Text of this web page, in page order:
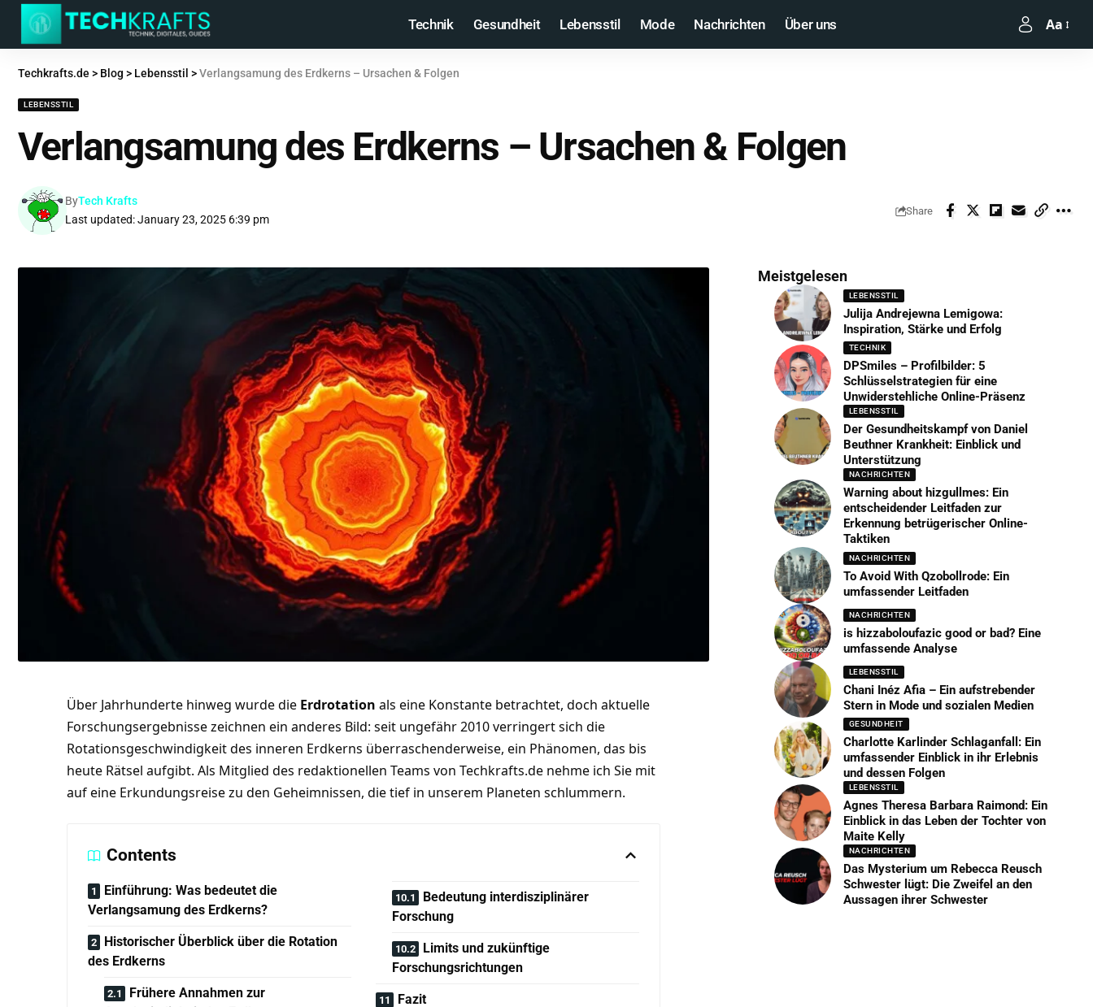
Technik Gesundheit Lebensstil Mode Nachrichten Über uns Aa
Techkrafts.de > Blog > Lebensstil >Verlangsamung des Erdkerns – Ursachen & Folgen
LEBENSSTIL
Verlangsamung des Erdkerns – Ursachen & Folgen
Last updated: January 23, 2025 6:39 pm
ByTech Krafts
Share
Über Jahrhunderte hinweg wurde die Erdrotation als eine Konstante betrachtet, doch aktuelle
Forschungsergebnisse zeichnen ein anderes Bild: seit ungefähr 2010 verringert sich die
Rotationsgeschwindigkeit des inneren Erdkerns überraschenderweise, ein Phänomen, das bis
heute Rätsel aufgibt. Als Mitglied des redaktionellen Teams von Techkrafts.de nehme ich Sie mit
auf eine Erkundungsreise zu den Geheimnissen, die tief in unserem Planeten schlummern.
Contents
Einführung: Was bedeutet die
Verlangsamung des Erdkerns?
Historischer Überblick über die Rotation
des Erdkerns
Frühere Annahmen zur
Bedeutung interdisziplinärer
Forschung
Limits und zukünftige
Forschungsrichtungen
Fazit
Meistgelesen
LEBENSSTIL
Julija Andrejewna Lemigowa:
Inspiration, Stärke und Erfolg
TECHNIK
DPSmiles – Profilbilder: 5
Schlüsselstrategien für eine
Unwiderstehliche Online-Präsenz
LEBENSSTIL
Der Gesundheitskampf von Daniel
Beuthner Krankheit: Einblick und
Unterstützung
NACHRICHTEN
Warning about hizgullmes: Ein
entscheidender Leitfaden zur
Erkennung betrügerischer Online-
Taktiken
NACHRICHTEN
To Avoid With Qzobollrode: Ein
umfassender Leitfaden
NACHRICHTEN
is hizzaboloufazic good or bad? Eine
umfassende Analyse
LEBENSSTIL
Chani Inéz Afia – Ein aufstrebender
Stern in Mode und sozialen Medien
GESUNDHEIT
Charlotte Karlinder Schlaganfall: Ein
umfassender Einblick in ihr Erlebnis
und dessen Folgen
LEBENSSTIL
Agnes Theresa Barbara Raimond: Ein
Einblick in das Leben der Tochter von
Maite Kelly
NACHRICHTEN
Das Mysterium um Rebecca Reusch
Schwester lügt: Die Zweifel an den
Aussagen ihrer Schwester